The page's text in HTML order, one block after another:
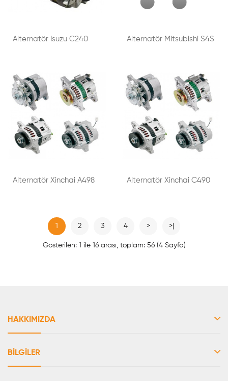
Alternatör Isuzu C240 Alternatör Mitsubishi S4S
Alternatör Xinchai A498 Alternatör Xinchai C490
1 2 3 4 > >|
Gösterilen: 1 ile 16 arası, toplam: 56 (4 Sayfa)
HAKKIMIZDA
BILGILER